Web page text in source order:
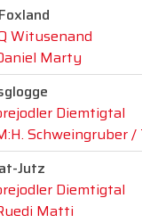
Witusenand
Marty
Diemtigtal
Schweingruber
Jutz
Diemtigtal
Matti